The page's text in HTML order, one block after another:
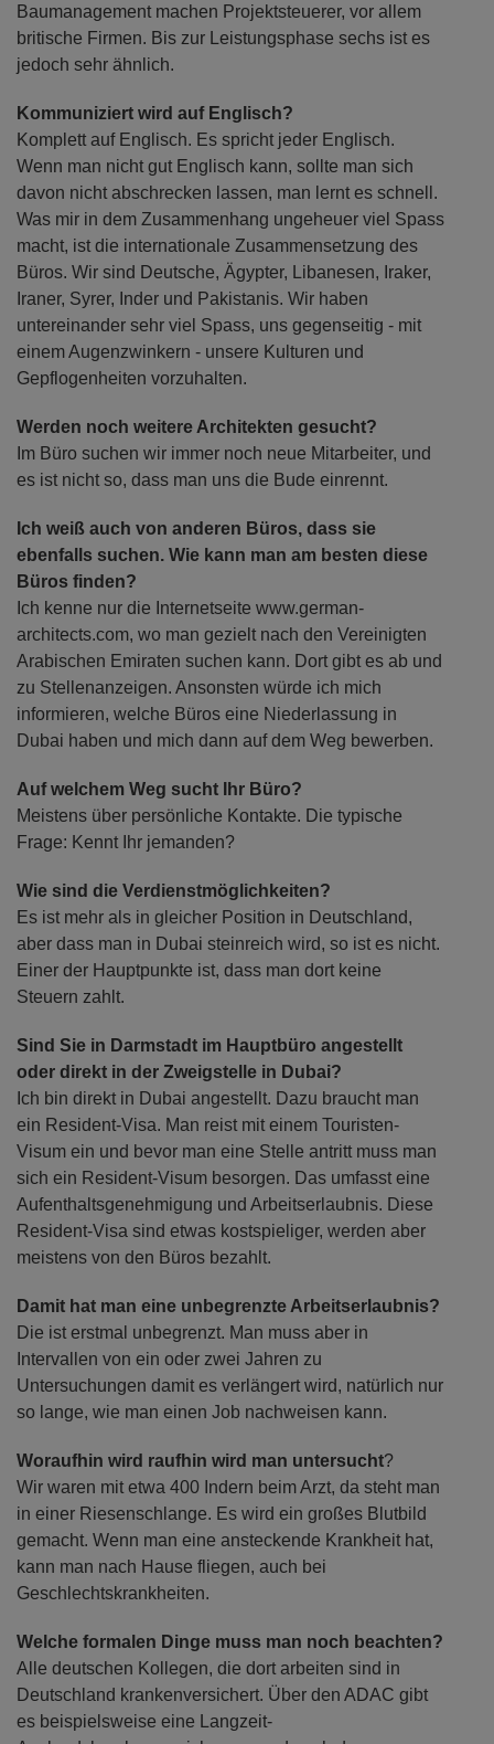
Baumanagement machen Projektsteuerer, vor allem
britische Firmen. Bis zur Leistungsphase sechs ist es
jedoch sehr ähnlich.
Kommuniziert wird auf Englisch?
Komplett auf Englisch. Es spricht jeder Englisch.
Wenn man nicht gut Englisch kann, sollte man sich
davon nicht abschrecken lassen, man lernt es schnell.
Was mir in dem Zusammenhang ungeheuer viel Spass
macht, ist die internationale Zusammensetzung des
Büros. Wir sind Deutsche, Ägypter, Libanesen, Iraker,
Iraner, Syrer, Inder und Pakistanis. Wir haben
untereinander sehr viel Spass, uns gegenseitig - mit
einem Augenzwinkern - unsere Kulturen und
Gepflogenheiten vorzuhalten.
Werden noch weitere Architekten gesucht?
Im Büro suchen wir immer noch neue Mitarbeiter, und
es ist nicht so, dass man uns die Bude einrennt.
Ich weiß auch von anderen Büros, dass sie
ebenfalls suchen. Wie kann man am besten diese
Büros finden?
Ich kenne nur die Internetseite www.german-
architects.com, wo man gezielt nach den Vereinigten
Arabischen Emiraten suchen kann. Dort gibt es ab und
zu Stellenanzeigen. Ansonsten würde ich mich
informieren, welche Büros eine Niederlassung in
Dubai haben und mich dann auf dem Weg bewerben.
Auf welchem Weg sucht Ihr Büro?
Meistens über persönliche Kontakte. Die typische
Frage: Kennt Ihr jemanden?
Wie sind die Verdienstmöglichkeiten?
Es ist mehr als in gleicher Position in Deutschland,
aber dass man in Dubai steinreich wird, so ist es nicht.
Einer der Hauptpunkte ist, dass man dort keine
Steuern zahlt.
Sind Sie in Darmstadt im Hauptbüro angestellt
oder direkt in der Zweigstelle in Dubai?
Ich bin direkt in Dubai angestellt. Dazu braucht man
ein Resident-Visa. Man reist mit einem Touristen-
Visum ein und bevor man eine Stelle antritt muss man
sich ein Resident-Visum besorgen. Das umfasst eine
Aufenthaltsgenehmigung und Arbeitserlaubnis. Diese
Resident-Visa sind etwas kostspieliger, werden aber
meistens von den Büros bezahlt.
Damit hat man eine unbegrenzte Arbeitserlaubnis?
Die ist erstmal unbegrenzt. Man muss aber in
Intervallen von ein oder zwei Jahren zu
Untersuchungen damit es verlängert wird, natürlich nur
so lange, wie man einen Job nachweisen kann.
Woraufhin wird raufhin wird man untersucht?
Wir waren mit etwa 400 Indern beim Arzt, da steht man
in einer Riesenschlange. Es wird ein großes Blutbild
gemacht. Wenn man eine ansteckende Krankheit hat,
kann man nach Hause fliegen, auch bei
Geschlechtskrankheiten.
Welche formalen Dinge muss man noch beachten?
Alle deutschen Kollegen, die dort arbeiten sind in
Deutschland krankenversichert. Über den ADAC gibt
es beispielsweise eine Langzeit-